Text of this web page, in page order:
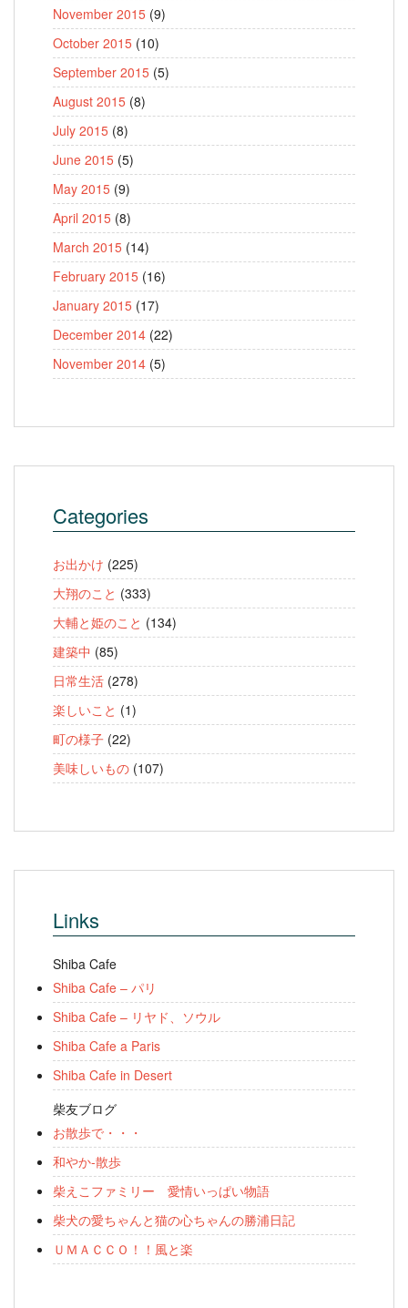
November 2015 (9)
October 2015 (10)
September 2015 (5)
August 2015 (8)
July 2015 (8)
June 2015 (5)
May 2015 (9)
April 2015 (8)
March 2015 (14)
February 2015 (16)
January 2015 (17)
December 2014 (22)
November 2014 (5)
Categories
お出かけ (225)
大翔のこと (333)
大輔と姫のこと (134)
建築中 (85)
日常生活 (278)
楽しいこと (1)
町の様子 (22)
美味しいもの (107)
Links
Shiba Cafe
Shiba Cafe – パリ
Shiba Cafe – リヤド、ソウル
Shiba Cafe a Paris
Shiba Cafe in Desert
柴友ブログ
お散歩で・・・
和やか-散歩
柴えこファミリー 愛情いっぱい物語
柴犬の愛ちゃんと猫の心ちゃんの勝浦日記
ＵＭＡＣＣＯ！！風と楽